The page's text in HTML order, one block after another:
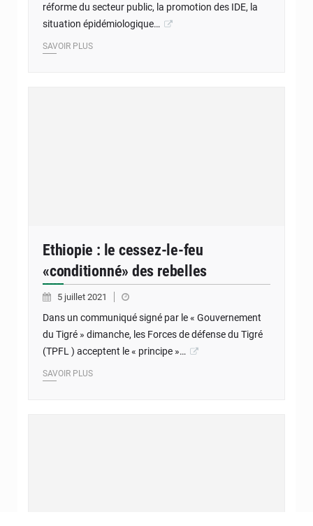
réforme du secteur public, la promotion des IDE, la
situation épidémiologique…
SAVOIR PLUS
Ethiopie : le cessez-le-feu
«conditionné» des rebelles
5 juillet 2021
Dans un communiqué signé par le « Gouvernement
du Tigré » dimanche, les Forces de défense du Tigré
(TPFL ) acceptent le « principe »…
SAVOIR PLUS